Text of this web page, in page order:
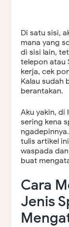
Di satu sisi,
mana yang
di sisi lain,
telepon atau
kerja, cek
Kalau sudah
berantakan.
Aku yakin, di
sering kena
tulis artikel
waspada
buat
Cara
Jenis